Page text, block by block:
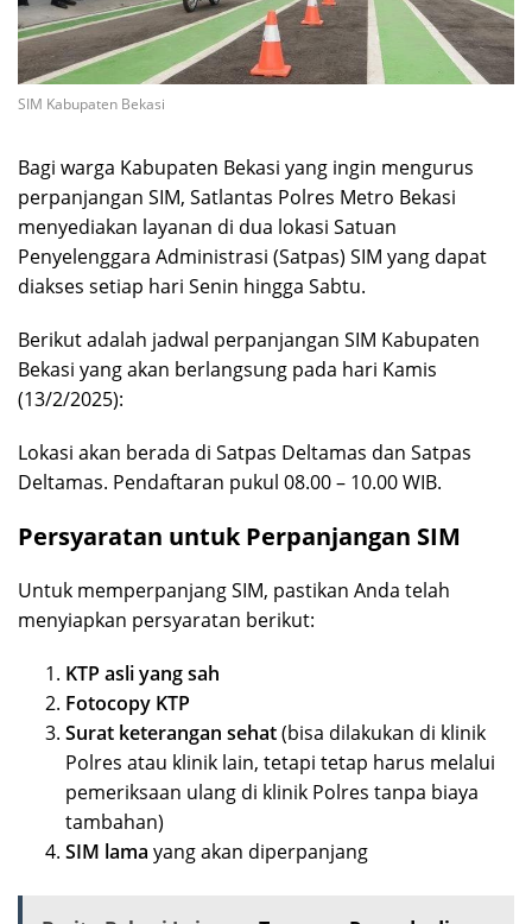
SIM Kabupaten Bekasi
Bagi warga Kabupaten Bekasi yang ingin mengurus
perpanjangan SIM, Satlantas Polres Metro Bekasi
menyediakan layanan di dua lokasi Satuan
Penyelenggara Administrasi (Satpas) SIM yang dapat
diakses setiap hari Senin hingga Sabtu.
Berikut adalah jadwal perpanjangan SIM Kabupaten
Bekasi yang akan berlangsung pada hari Kamis
(13/2/2025):
Lokasi akan berada di Satpas Deltamas dan Satpas
Deltamas. Pendaftaran pukul 08.00 – 10.00 WIB.
Persyaratan untuk Perpanjangan SIM
Untuk memperpanjang SIM, pastikan Anda telah
menyiapkan persyaratan berikut:
KTP asli yang sah
Fotocopy KTP
Surat keterangan sehat(bisa dilakukan di klinik
Polres atau klinik lain, tetapi tetap harus melalui
pemeriksaan ulang di klinik Polres tanpa biaya
tambahan)
SIM lama yang akan diperpanjang